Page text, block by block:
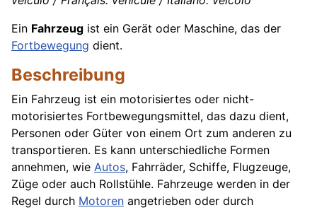
Ein Fahrzeug ist ein Gerät oder Maschine, das der
Fortbewegung dient.
Beschreibung
Ein Fahrzeug ist ein motorisiertes oder nicht-
motorisiertes Fortbewegungsmittel, das dazu dient,
Personen oder Güter von einem Ort zum anderen zu
transportieren. Es kann unterschiedliche Formen
annehmen, wie Autos, Fahrräder, Schiffe, Flugzeuge,
Züge oder auch Rollstühle. Fahrzeuge werden in der
Regel durch Motoren angetrieben oder durch